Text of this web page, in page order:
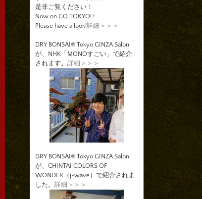
是非ご覧ください！
Now on GO TOKYO! !
Please have a look!詳細＞＞＞
DRY BONSAI® Tokyo GINZA Salon
が、NHK「MONOすごい」で紹介
されます。 詳細＞＞＞
DRY BONSAI® Tokyo GINZA Salon
が、CHINTAI COLORS OF
WONDER（j-wave）で紹介されま
した。 詳細＞＞＞